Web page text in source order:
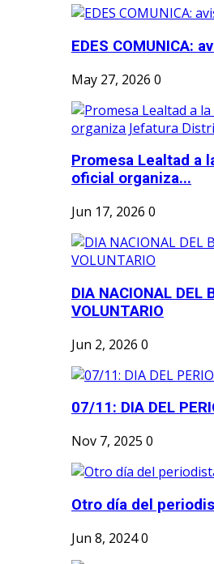
EDES COMUNICA:
May 27, 2026 0
Promesa Lealtad a
oficial organiza...
Jun 17, 2026 0
DIA NACIONAL DEL
VOLUNTARIO
Jun 2, 2026 0
07/11: DIA DEL
Nov 7, 2025 0
Otro día del
Jun 8, 20240